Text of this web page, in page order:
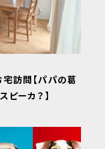
訪問【パパの葛
ピーカ？】